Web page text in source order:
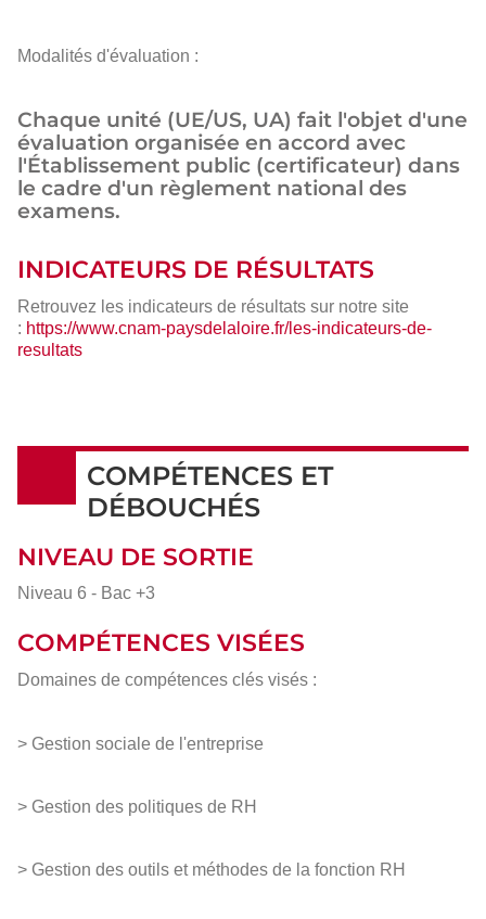
Modalités d'évaluation :
Chaque unité (UE/US, UA) fait l'objet d'une
évaluation organisée en accord avec
l'Établissement public (certificateur) dans
le cadre d'un règlement national des
examens.
INDICATEURS DE RÉSULTATS
Retrouvez les indicateurs de résultats sur notre site
: https://www.cnam-paysdelaloire.fr/les-indicateurs-de-
resultats
COMPÉTENCES ET
DÉBOUCHÉS
NIVEAU DE SORTIE
Niveau 6 - Bac +3
COMPÉTENCES VISÉES
Domaines de compétences clés visés :
> Gestion sociale de l'entreprise
> Gestion des politiques de RH
> Gestion des outils et méthodes de la fonction RH